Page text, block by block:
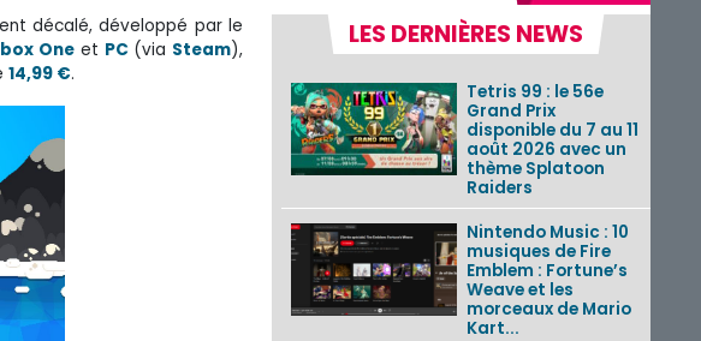
décalé, développé par le
One et PC(via Steam),
14,99 €.
LES DERNIÈRES NEWS
Tetris 99 : le 56e
Grand Prix
disponible du 7 au 11
août 2026 avec un
thème Splatoon
Raiders
Nintendo Music : 10
musiques de Fire
Emblem : Fortune’s
Weave et les
morceaux de Mario
Kart...